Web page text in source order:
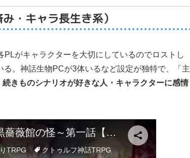
・キャラ長生き系）
がキャラクターを大切にしているのでロストし
。神話生物PCが3体いるなど設定が独特で、「主
続きものシナリオが好きな人・キャラクターに感情